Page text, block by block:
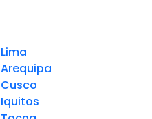
Lima
Arequipa
Cusco
Iquitos